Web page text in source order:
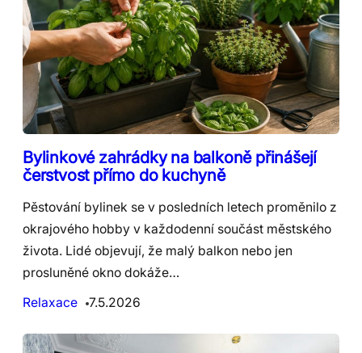
Bylinkové zahrádky na balkoně přinášejí
čerstvost přímo do kuchyně
Pěstování bylinek se v posledních letech proměnilo z
okrajového hobby v každodenní součást městského
života. Lidé objevují, že malý balkon nebo jen
prosluněné okno dokáže…
Relaxace
7.5.2026